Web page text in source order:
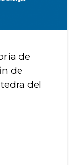
de
de
del